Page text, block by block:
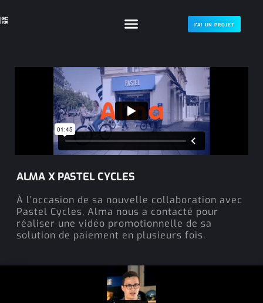
J'AI UN PROJET
ALMA X PASTEL CYCLES
À l’occasion de sa nouvelle collaboration avec
Pastel Cycles, Alma nous a contacté pour
réaliser une vidéo promotionnelle de sa
solution de paiement en plusieurs fois.